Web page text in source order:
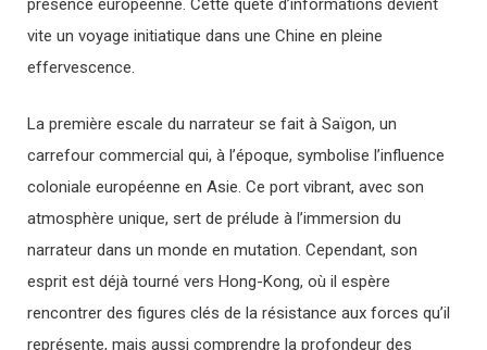
présence européenne. Cette quête d’informations devient
vite un voyage initiatique dans une Chine en pleine
effervescence.
La première escale du narrateur se fait à Saïgon, un
carrefour commercial qui, à l’époque, symbolise l’influence
coloniale européenne en Asie. Ce port vibrant, avec son
atmosphère unique, sert de prélude à l’immersion du
narrateur dans un monde en mutation. Cependant, son
esprit est déjà tourné vers Hong-Kong, où il espère
rencontrer des figures clés de la résistance aux forces qu’il
représente, mais aussi comprendre la profondeur des